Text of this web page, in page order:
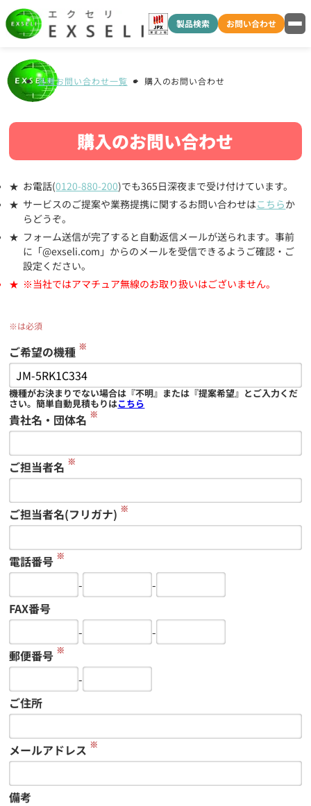
製品検索 お問い合わせ
各種お問い合わせ一覧 購入のお問い合わせ
購入のお問い合わせ
お電話(0120-880-200)でも365日深夜まで受け付けています。
サービスのご提案や業務提携に関するお問い合わせはこちらか
らどうぞ。
フォーム送信が完了すると自動返信メールが送られます。事前
に「@exseli.com」からのメールを受信できるようご確認・ご
設定ください。
※当社ではアマチュア無線のお取り扱いはございません。
※は必須
ご希望の機種 ※
機種がお決まりでない場合は『不明』または『提案希望』とご入力くだ
さい。簡単自動見積もりはこちら
貴社名・団体名 ※
ご担当者名 ※
ご担当者名(フリガナ) ※
電話番号 ※
-
-
FAX番号
-
-
郵便番号 ※
-
ご住所
メールアドレス ※
備考